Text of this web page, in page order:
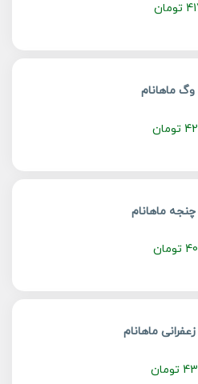
تومان
ماهانام
تومان
ماهانام
تومان
ماهانام
تومان